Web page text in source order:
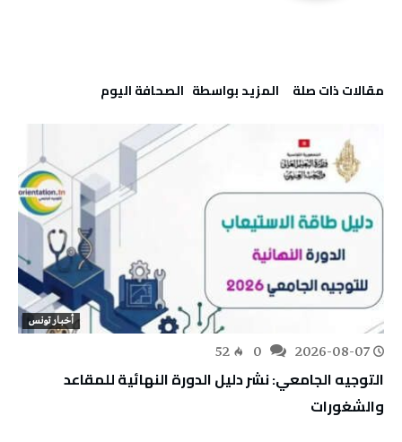
‫مقالات ذات صلة‬ ‫‫المزيد بواسطة‬ ‬ ‭ ‬الصحافة‭ ‬اليوم
أخبار تونس
2026-08-07
52
التوجيه الجامعي: نشر دليل الدورة النهائية للمقاعد
والشغورات